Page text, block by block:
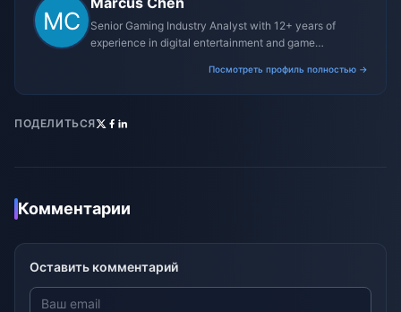
Senior Gaming Industry Analyst with 12+ years of
experience in digital entertainment and game
Посмотреть профиль полностью →
ПОДЕЛИТЬСЯ
Комментарии
Оставить комментарий